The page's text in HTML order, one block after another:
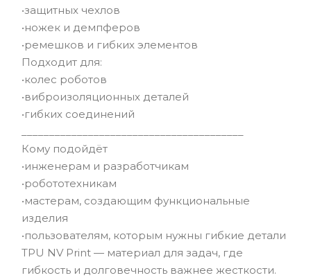
•защитных чехлов
•ножек и демпферов
•ремешков и гибких элементов
Подходит для:
•колес роботов
•виброизоляционных деталей
•гибких соединений
Кому подойдёт
•инженерам и разработчикам
•робототехникам
•мастерам, создающим функциональные
изделия
•пользователям, которым нужны гибкие детали
TPU NV Print — материал для задач, где
гибкость и долговечность важнее жесткости.